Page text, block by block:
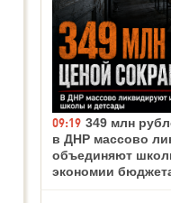
09:19 349 млн
в ДНР массово
объединяют
экономии